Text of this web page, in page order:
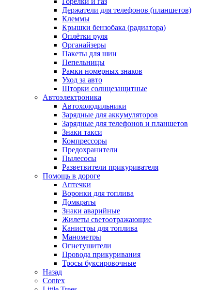
Держатели для телефонов (планшетов)
Клеммы
Крышки бензобака (радиатора)
Оплётки руля
Органайзеры
Пакеты для шин
Пепельницы
Рамки номерных знаков
Уход за авто
Шторки солнцезащитные
Автоэлектроника
Автохолодильники
Зарядные для аккумуляторов
Зарядные для телефонов и планшетов
Знаки такси
Компрессоры
Предохранители
Пылесосы
Разветвители прикуривателя
Помощь в дороге
Аптечки
Воронки для топлива
Домкраты
Знаки аварийные
Жилеты светоотражающие
Канистры для топлива
Манометры
Огнетушители
Провода прикуривания
Тросы буксировочные
Назад
Contex